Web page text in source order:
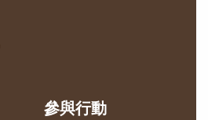
參與行動